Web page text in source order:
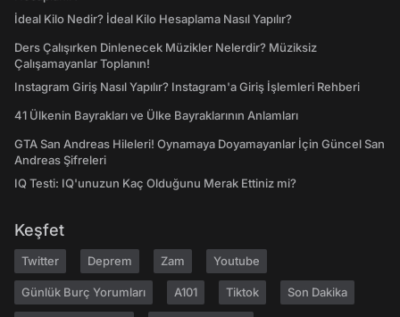
İdeal Kilo Nedir? İdeal Kilo Hesaplama Nasıl Yapılır?
Ders Çalışırken Dinlenecek Müzikler Nelerdir? Müziksiz
Çalışamayanlar Toplanın!
Instagram Giriş Nasıl Yapılır? Instagram'a Giriş İşlemleri Rehberi
41 Ülkenin Bayrakları ve Ülke Bayraklarının Anlamları
GTA San Andreas Hileleri! Oynamaya Doyamayanlar İçin Güncel San
Andreas Şifreleri
IQ Testi: IQ'unuzun Kaç Olduğunu Merak Ettiniz mi?
Keşfet
Twitter Deprem Zam Youtube
Günlük Burç Yorumları A101 Tiktok Son Dakika